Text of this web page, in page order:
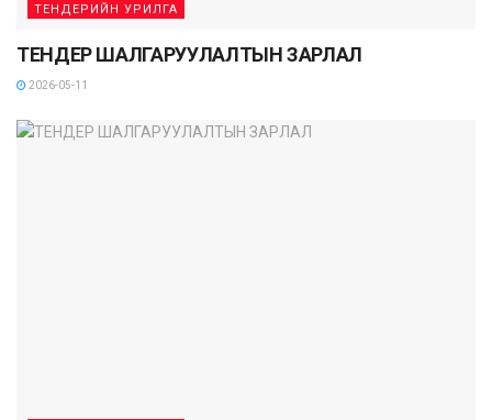
ТЕНДЕРИЙН УРИЛГА
ТЕНДЕР ШАЛГАРУУЛАЛТЫН ЗАРЛАЛ
2026-05-11